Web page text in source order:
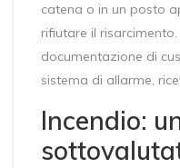
catena o in un posto
rifiutare il
documentazione di
sistema di allarme,
Incendio: